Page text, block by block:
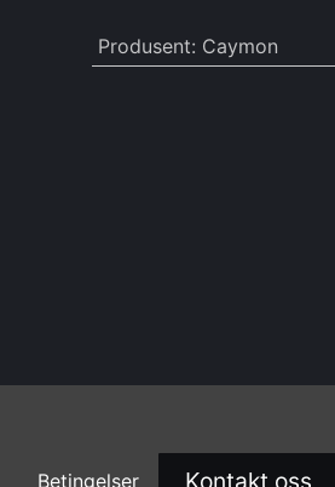
Produsent: Caymon
Betingelser